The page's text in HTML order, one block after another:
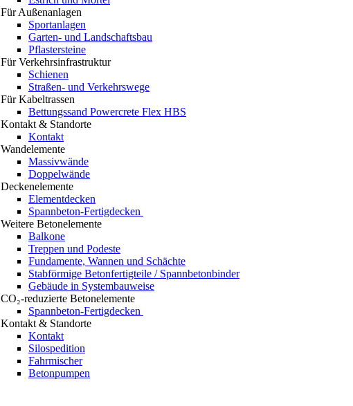
Für Außenanlagen
Sportanlagen
Garten- und Landschaftsbau
Pflastersteine
Für Verkehrsinfrastruktur
Schienen
Straßen- und Verkehrswege
Für Kabeltrassen
Bettungssand Powercrete Flex HBS
Kontakt & Standorte
Kontakt
Wandelemente
Massivwände
Doppelwände
Deckenelemente
Elementdecken
Spannbeton-Fertigdecken
Weitere Betonelemente
Balkone
Treppen und Podeste
Fundamente, Wannen und Schächte
Stabförmige Betonfertigteile / Spannbetonbinder
Gebäude in Systembauweise
CO₂-reduzierte Betonelemente
Spannbeton-Fertigdecken
Kontakt & Standorte
Kontakt
Silospedition
Fahrmischer
Betonpumpen